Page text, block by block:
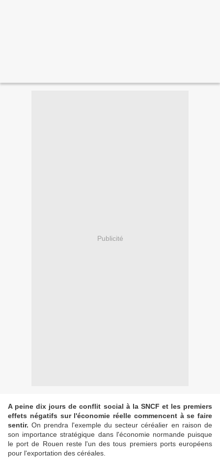
Publicité
A peine dix jours de conflit social à la SNCF et les premiers
effets négatifs sur l'économie réelle commencent à se faire
sentir. On prendra l'exemple du secteur céréalier en raison de
son importance stratégique dans l'économie normande puisque
le port de Rouen reste l'un des tous premiers ports européens
pour l'exportation des céréales.